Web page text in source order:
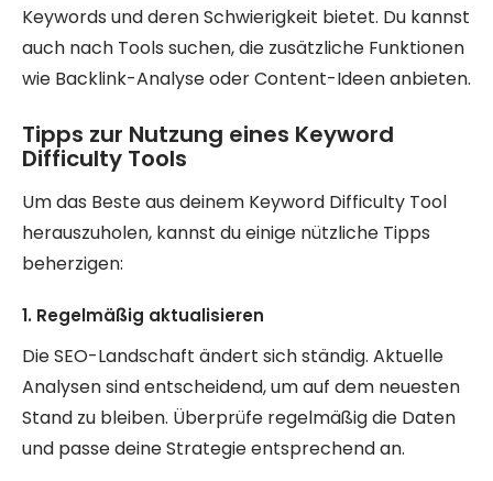
Keywords und deren Schwierigkeit bietet. Du kannst
auch nach Tools suchen, die zusätzliche Funktionen
wie Backlink-Analyse oder Content-Ideen anbieten.
Tipps zur Nutzung eines Keyword
Difficulty Tools
Um das Beste aus deinem Keyword Difficulty Tool
herauszuholen, kannst du einige nützliche Tipps
beherzigen:
1. Regelmäßig aktualisieren
Die SEO-Landschaft ändert sich ständig. Aktuelle
Analysen sind entscheidend, um auf dem neuesten
Stand zu bleiben. Überprüfe regelmäßig die Daten
und passe deine Strategie entsprechend an.